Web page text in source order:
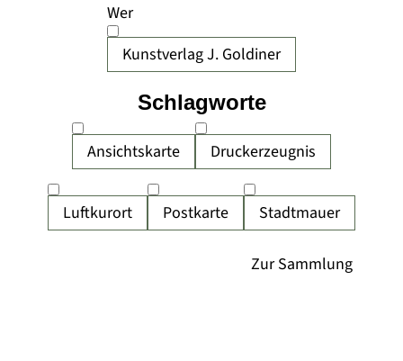
Wer
Kunstverlag J. Goldiner
Ansichtskarte Druckerzeugnis
Luftkurort Postkarte Stadtmauer
Schlagworte